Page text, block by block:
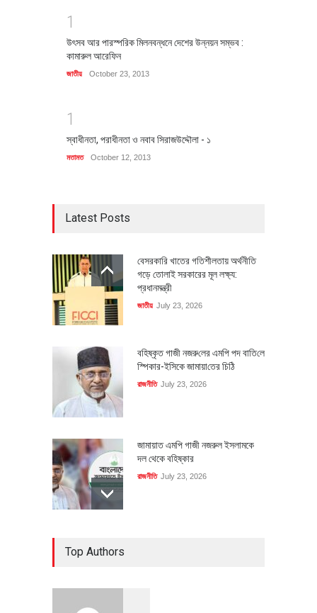
1
উৎসব আর পারস্পরিক মিলনবন্ধনে দেশের উন্নয়ন সম্ভব :
কামারুল আরেফিন
জাতীয় October 23, 2013
1
স্বাধীনতা, পরাধীনতা ও নবাব সিরাজউদ্দৌলা - ১
মতামত October 12, 2013
Latest Posts
বেসরকারি খাতের গতিশীলতায় অর্থনীতি
গড়ে তোলাই সরকারের মূল লক্ষ্য:
প্রধানমন্ত্রী
জাতীয় July 23, 2026
বহিষ্কৃত গাজী নজরু‌লের এম‌পি পদ বা‌তি‌লে
স্পিকার-ইসিকে জামায়া‌তের চি‌ঠি
রাজনীতি July 23, 2026
জামায়াত এমপি গাজী নজরুল ইসলামকে
দল থেকে বহিষ্কার
রাজনীতি July 23, 2026
Top Authors